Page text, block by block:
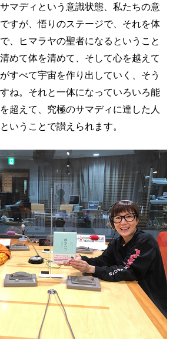
マディという意識状態、私たちの意
すが、悟りのステージで、それを体
、ヒマラヤの聖者になるということ
めて体を清めて、そして心を越えて
すべて宇宙を作り出していく、そう
ね。それと一体になっていろいろ能
超えて、究極のサマディに達した人
いうことで讃えられます。